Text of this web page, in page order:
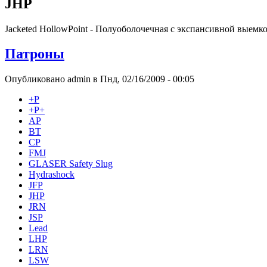
JHP
Jacketed HollowPoint - Полуоболочечная с экспансивной
Патроны
Опубликовано admin в Пнд, 02/16/2009 - 00:05
+Р
+Р+
AP
BT
CP
FMJ
GLASER Safety Slug
Hydrashock
JFP
JHP
JRN
JSP
Lead
LHP
LRN
LSW